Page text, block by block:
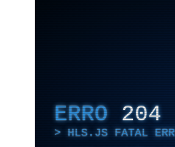
ERRO 204
HLS.JS FATAL